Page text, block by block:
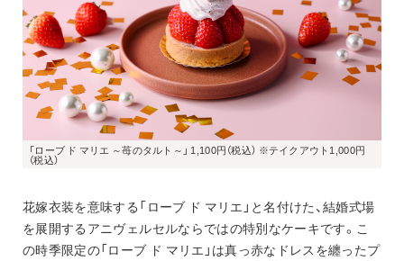
「ローブ ド マリエ ～苺のタルト～」 1,100円（税込） ※テイクアウト1,000円
（税込）
花嫁衣装を意味する「ローブ ド マリエ」と名付けた、結婚式場
を展開するアニヴェルセルならではの特別なケーキです。こ
の時季限定の「ローブ ド マリエ」は真っ赤なドレスを纏ったプ